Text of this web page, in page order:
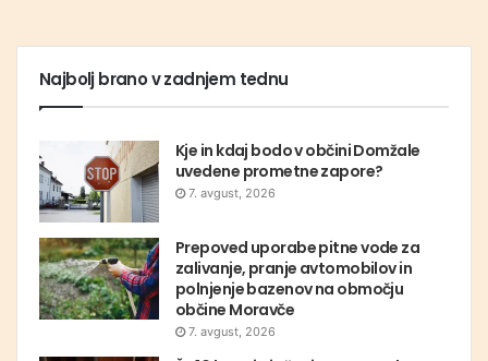
Najbolj brano v zadnjem tednu
Kje in kdaj bodo v občini Domžale
uvedene prometne zapore?
7. avgust, 2026
Prepoved uporabe pitne vode za
zalivanje, pranje avtomobilov in
polnjenje bazenov na območju
občine Moravče
7. avgust, 2026